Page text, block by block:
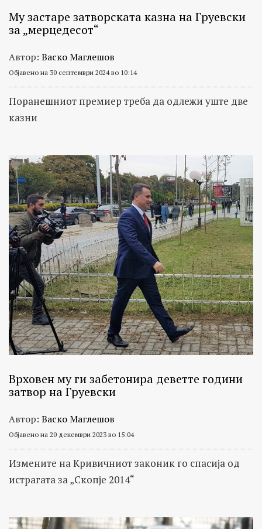
Му застарe затворската казна на Груевски
за „мерцедесот“
Автор: Васко Маглешов
Објавено на 30 септември 2024 во 10:14
Поранешниот премиер треба да одлежи уште две
казни
Врховен му ги забетонира деветте години
затвор на Груевски
Автор: Васко Маглешов
Објавено на 20 декември 2023 во 15:04
Измените на Кривичниот законик го спасија од
истрагата за „Скопје 2014“